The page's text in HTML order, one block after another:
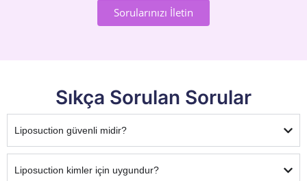
Sorularınızı İletin
Sıkça Sorulan Sorular
Liposuction güvenli midir?
Liposuction kimler için uygundur?